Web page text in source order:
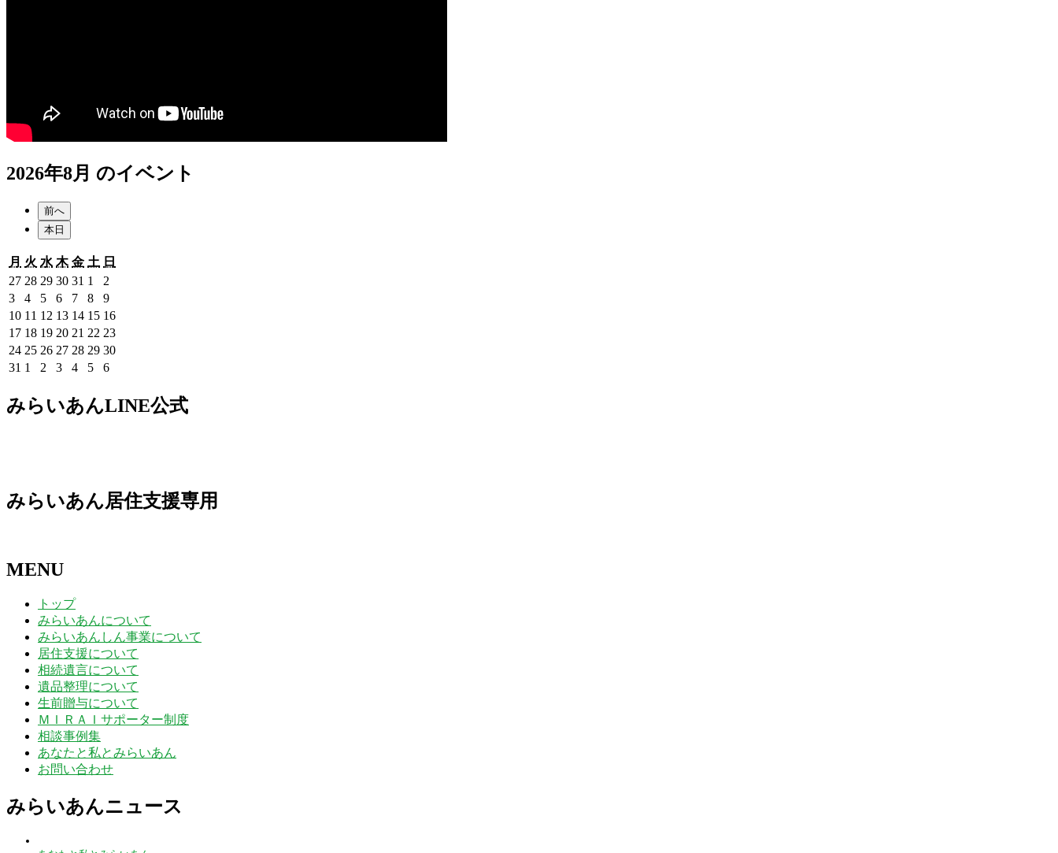
2026年8月 のイベント
前へ
本日
月 月
曜
日
火 火
曜
日
水 水
曜
日
木木
曜
日
金金
曜
日
土 土
曜
日
日
272026
年
7
月
27
日
282026
年
7
月
28
日
292026
年
7
月
29
日
302026
年
7
月
30
日
31 2026
年
7
月
31
日
1
2026
年
8
月
1
日
2
年
8
月
2
日
32026
年
8
月
3
日
42026
年
8
月
4
日
52026
年
8
月
5
日
62026
年
8
月
6
日
72026
年
8
月
7
日
82026
年
8
月
8
日
92026
年
8
月
9
日
102026
年
8
月
10
11 2026
年
8
月
11
12 2026
年
8
月
12
132026
年
8
月
13
142026
年
8
月
14
152026
年
8
月
15
162026
8
172026
年
8
日
182026
年
8
日
192026
年
8
日
202026
年
日
21 2026
年
8
日
22 2026
年
8
日
232026
年
日
242026
年
月
24
252026
年
25
262026
年
26
272026
年
月
27
282026
年
月
28
292026
年
29
302026
30
31 2026
月
1
2026
9
月
2 2026
9
月
32026
月
42026
9
月
52026
9
月
62026
9
月
みらいあんLINE公式
みらいあん居住支援専用
MENU
トップ
みらいあんについて
みらいあんしん事業について
居住支援について
相続遺言について
遺品整理について
生前贈与について
ＭＩＲＡＩサポーター制度
相談事例集
あなたと私とみらいあん
お問い合わせ
みらいあんニュース